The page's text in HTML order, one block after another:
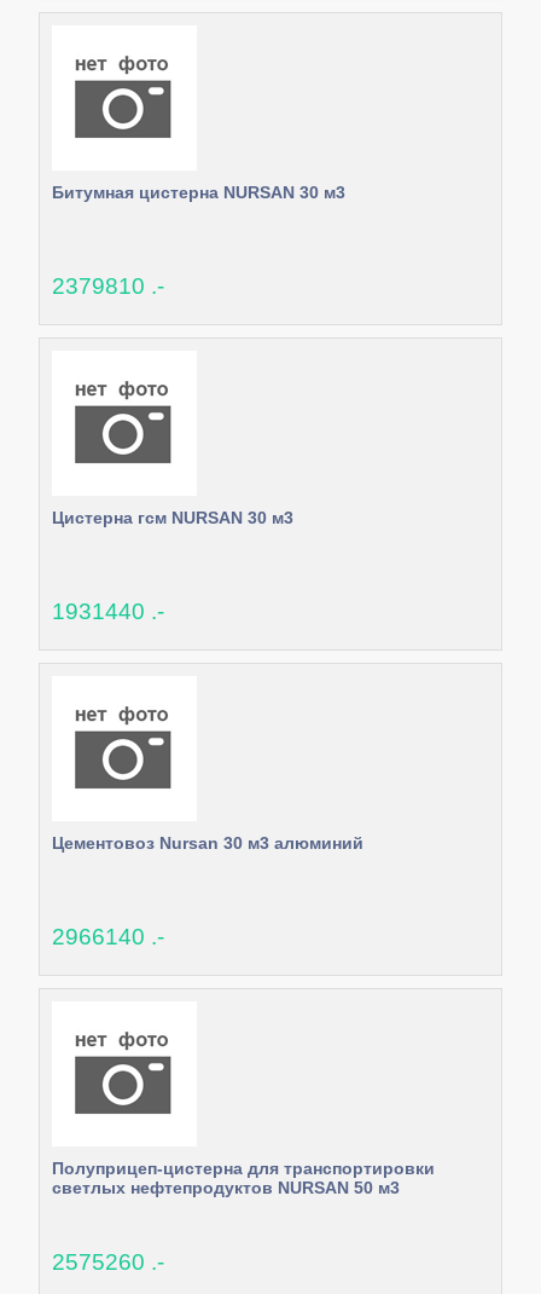
Битумная цистерна NURSAN 30 м3
2379810 .-
Цистерна гсм NURSAN 30 м3
1931440 .-
Цементовоз Nursan 30 м3 алюминий
2966140 .-
Полуприцеп-цистерна для транспортировки
светлых нефтепродуктов NURSAN 50 м3
2575260 .-